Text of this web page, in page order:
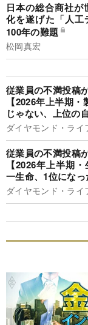
日本の総合商社
化を遂げた「人
100年の難題
松岡真宏
従業員の不満投稿
【2026年上半期
じゃない、上位の
ダイヤモンド・ラ
従業員の不満投稿
【2026年上半期
一生命、1位になっ
ダイヤモンド・ラ